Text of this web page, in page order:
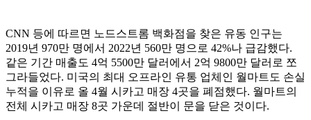
CNN 등에 따르면 노드스트롬 백화점을 찾은 유동 인구는
2019년 970만 명에서 2022년 560만 명으로 42%나 급감했다.
같은 기간 매출도 4억 5500만 달러에서 2억 9800만 달러로 쪼
그라들었다. 미국의 최대 오프라인 유통 업체인 월마트도 손실
누적을 이유로 올 4월 시카고 매장 4곳을 폐점했다. 월마트의
전체 시카고 매장 8곳 가운데 절반이 문을 닫은 것이다.